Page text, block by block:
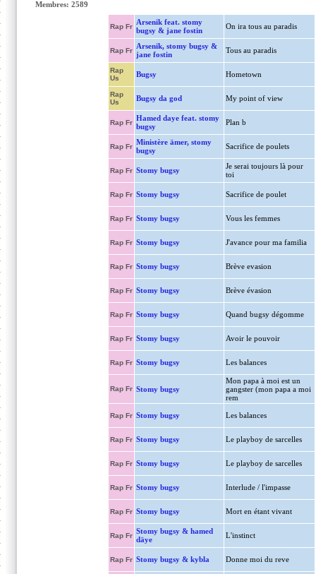
Membres: 2589
Rap Fr
Arsenik feat. stomy
bugsy & jane fostin
On ira tous au paradis
Rap Fr
Arsenik, stomy bugsy &
jane fostin
Tous au paradis
Rap
Us
Bugsy Hometown
Rap
Us
Bugsy da god My point of view
Rap Fr
Hamed daye feat. stomy
bugsy
Plan b
Rap Fr
Ministère ämer, stomy
bugsy
Sacrifice de poulets
Rap Fr Stomy bugsy
Je serai toujours là pour
toi
Rap Fr Stomy bugsy Sacrifice de poulet
Rap Fr Stomy bugsy Vous les femmes
Rap Fr Stomy bugsy J'avance pour ma familia
Rap Fr Stomy bugsy Brève evasion
Rap Fr Stomy bugsy Brève évasion
Rap Fr Stomy bugsy Quand bugsy dégomme
Rap Fr Stomy bugsy Avoir le pouvoir
Rap Fr Stomy bugsy Les balances
Rap Fr Stomy bugsy
Mon papa à moi est un
gangster (mon papa a moi
rem
Rap Fr Stomy bugsy Les balances
Rap Fr Stomy bugsy Le playboy de sarcelles
Rap Fr Stomy bugsy Le playboy de sarcelles
Rap Fr Stomy bugsy Interlude / l'impasse
Rap Fr Stomy bugsy Mort en étant vivant
Rap Fr
Stomy bugsy & hamed
däye
L'instinct
Rap Fr Stomy bugsy & kybla Donne moi du reve